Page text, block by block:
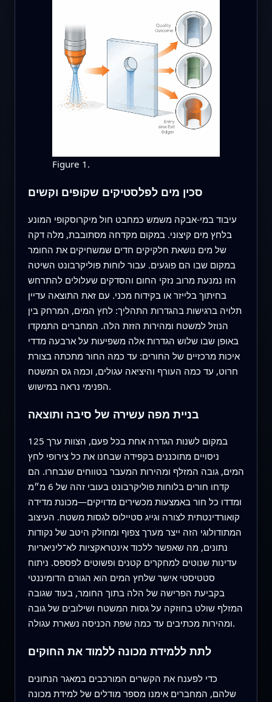
Figure 1.
סכין מים לפלסטיקים שקופים וקשים
עיבוד במי-אבקה משמש כמחבט חול מיקרוסקופי המונע
בלחץ מים קיצוני. במקום מקדחה מסתובבת, מלה דקה
של מים נושאת חלקיקים חדים שמשחיקים את החומר
במקום שבו הם פוגעים. עבור לוחות פוליקרבונט השיטה
הזו נמנעת מרוב נזקי החום והסדקים שעלולים להתרחש
בחיתוך בלייזר או בקידוח מכני. עם זאת התוצאה עדיין
תלויה ברגישות בהגדרות התהליך: לחץ המים, המרחק בין
הנוזל למשטח ומהירות הזזת הלה. המחברים התמקדו
באופן שבו שלוש הגדרות אלה משפיעות על ארבעה מדדי
איכות מרכזיים של החורים: עד כמה החור מתכתה בצורת
חרוט, עד כמה העורף והיציאה עגולים, וכמה גס המשטח
הפנימי נראה במישוש.
בניית מפה עשירה של סיבה ותוצאה
במקום לשנות הגדרה אחת בכל פעם, הצוות ערך 125
ניסויים מתוכננים בקפידה שבחנו את כל צירופי לחץ
המים, גובה המזלף ומהירות המעבר בטווחים שנבחרו. הם
קדחו חורים בלוחות פוליקרבונט בעובי זהה של 6 מ״מ
ומדדו כל חור באמצעות מכשירים מדויקים—מכונת מדידה
קואורדינטתית לצורה וגייג סטיילוס לגסות משטח. העיצוב
המתודולוגי הזה ייצר מערך צפוף ומחולק היטב של נקודות
נתונים, מה שאפשר ללכוד אינטראקציות לא־ליניאריות
עדינות שנוטים למחקרים קטנים ופשוטים לפספס. ניתוח
סטטיסטי אישר שלחץ המים הוא הגורם הדומיננטי
בקביעת הפרישה של הלה בתוך החומר, בעוד שגובה
המזלף שולט בחוזקה על גסות המשטח ושילובים של גובה
ומהירות מכתיבים עד כמה שפת הכניסה נשארת עגולה.
לתת ללמידת מכונה ללמוד את החוקים
כדי לפענח את הקשרים המורכבים במאגר הנתונים
שלהם, המחברים אימנו מספר מודלים של למידת מכונה